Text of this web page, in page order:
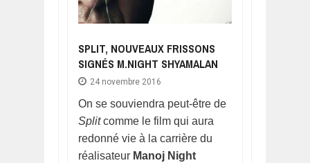
SPLIT, NOUVEAUX FRISSONS
SIGNÉS M.NIGHT SHYAMALAN
24 novembre 2016
On se souviendra peut-être de
Splitcomme le film qui aura
redonné vie à la carrière du
réalisateur Manoj Night